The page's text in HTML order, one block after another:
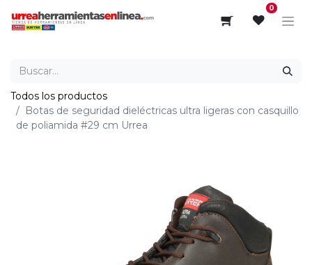
0
Todos los productos
Botas de seguridad dieléctricas ultra ligeras con casquillo
de poliamida #29 cm Urrea